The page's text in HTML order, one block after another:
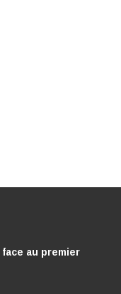
face au premier